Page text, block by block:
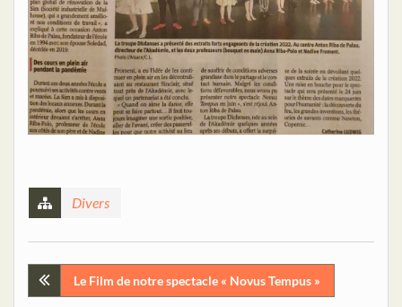
Divers
Navigation
Le Film de notre spectacle « Novus Tempus »